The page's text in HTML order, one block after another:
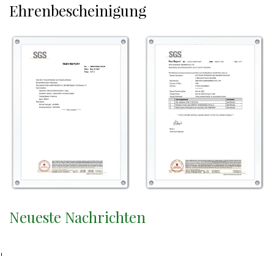
Ehrenbescheinigung
Neueste Nachrichten